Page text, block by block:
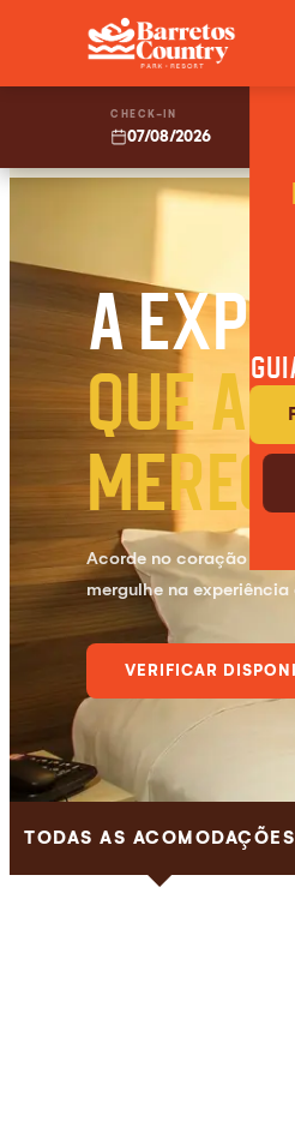
CHECK-IN
07/08/2026
A
que a
Acorde no coração do
mergulhe na
VERIFICAR
TODAS AS ACOMODAÇÕES